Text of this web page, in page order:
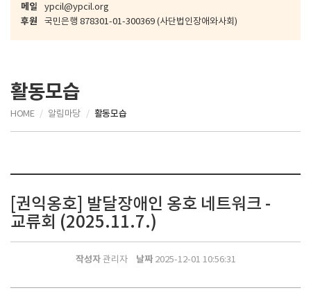
메일 ypcil@ypcil.org
후원 국민은행 878301-01-300369 (사단법인장애와사회)
활동모습
HOME 알림마당 활동모습
[권익옹호] 발달장애인 옹호 네트워크 -
교류회 (2025.11.7.)
작성자관리자 날짜2025-12-01 10:56:31